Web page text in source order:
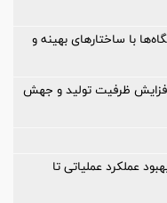
با ساختارهای بهینه و
آب، افزایش ظرفیت تولید و جهش
پارسیان در سال ۱۴۰۵؛ از بهبود عملکرد عملیاتی تا